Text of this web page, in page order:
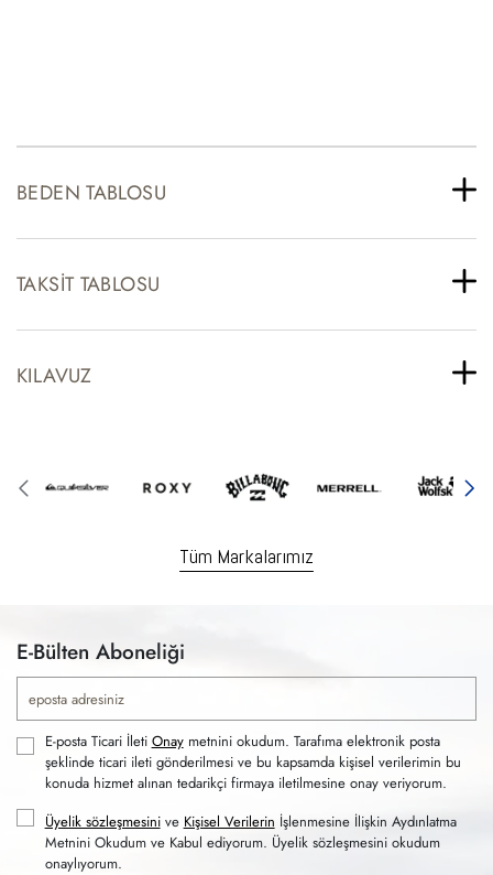
BEDEN TABLOSU
TAKSIT TABLOSU
KILAVUZ
Tüm Markalarımız
E-Bülten Aboneliği
E-posta Ticari İleti Onaymetnini okudum. Tarafıma elektronik posta
şeklinde ticari ileti gönderilmesi ve bu kapsamda kişisel verilerimin bu
konuda hizmet alınan tedarikçi firmaya iletilmesine onay veriyorum.
Üyelik sözleşmesinive Kişisel Verilerin İşlenmesine İlişkin Aydınlatma
Metnini Okudum ve Kabul ediyorum. Üyelik sözleşmesini okudum
onaylıyorum.